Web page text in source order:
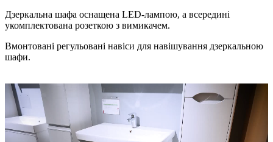
Дзеркальна шафа оснащена LED-лампою, а всередині
укомплектована розеткою з вимикачем.
Вмонтовані регульовані навіси для навішування дзеркальною
шафи.